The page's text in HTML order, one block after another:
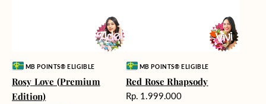
Vendor:MB POINTS® ELIGIBLE
Rosy Love (Premium
Edition)
Vendor:MB POINTS® ELIGIBLE
Red Rose Rhapsody
Harga
Rp. 1.999.000